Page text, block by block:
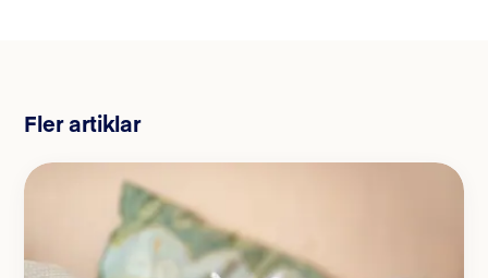
Fler artiklar